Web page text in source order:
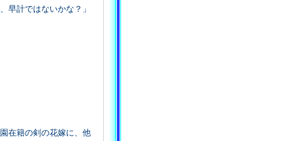
早計ではないかな？」
在籍の剣の花嫁に、他